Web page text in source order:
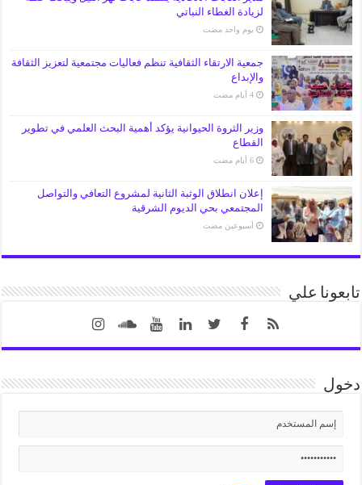
لزيادة الغطاء النباتي
‏يوم واحد مضت
جمعية الارتقاء الثقافية تنظم فعاليات مجتمعية لتعزيز الثقافة
والإبداع
وزير الثروة الحيوانية يؤكد أهمية البحث العلمي في تطوير
القطاع
إعلان انطلاق الوثبة الثانية لمشروع التعافي والتواصل
المجتمعي بحي الديوم الشرقية
‏أسبوعين مضت
تابعونا علي
دخول